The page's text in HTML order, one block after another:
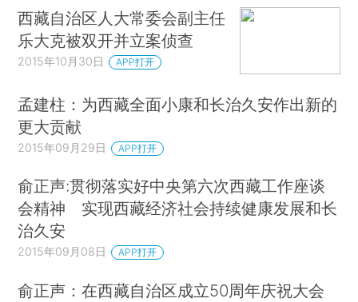
西藏自治区人大常委会副主任
乐大克被双开并立案侦查
2015年10月30日 APP打开
孟建柱：为西藏全面小康和长治久安作出新的
更大贡献
2015年09月29日 APP打开
俞正声:贯彻落实好中央第六次西藏工作座谈
会精神 实现西藏经济社会持续健康发展和长
治久安
2015年09月08日 APP打开
俞正声：在西藏自治区成立50周年庆祝大会